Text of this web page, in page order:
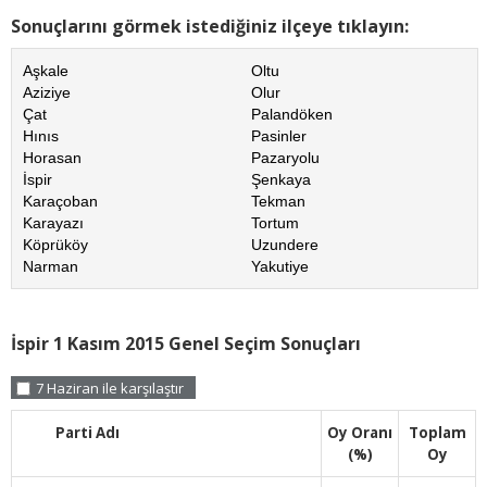
Sonuçlarını görmek istediğiniz ilçeye tıklayın:
Aşkale
Aziziye
Çat
Hınıs
Horasan
İspir
Karaçoban
Karayazı
Köprüköy
Narman
Oltu
Olur
Palandöken
Pasinler
Pazaryolu
Şenkaya
Tekman
Tortum
Uzundere
Yakutiye
İspir 1 Kasım 2015 Genel Seçim Sonuçları
7 Haziran ile karşılaştır
Parti Adı
Oy Oranı
(%)
Toplam
Oy